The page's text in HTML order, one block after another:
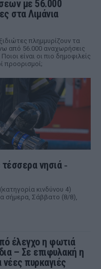
με 56.000
στα Λιμάνια
πλημμυρίζουν τα
από 56.000 αναχωρήσεις
είναι οι πιο δημοφιλείς
προορισμοί;
νησιά ‑
κινδύνου 4)
σήμερα, Σάββατο (8/8),
έλεγχο η φωτιά
– Σε επιφυλακή η
νέες πυρκαγιές